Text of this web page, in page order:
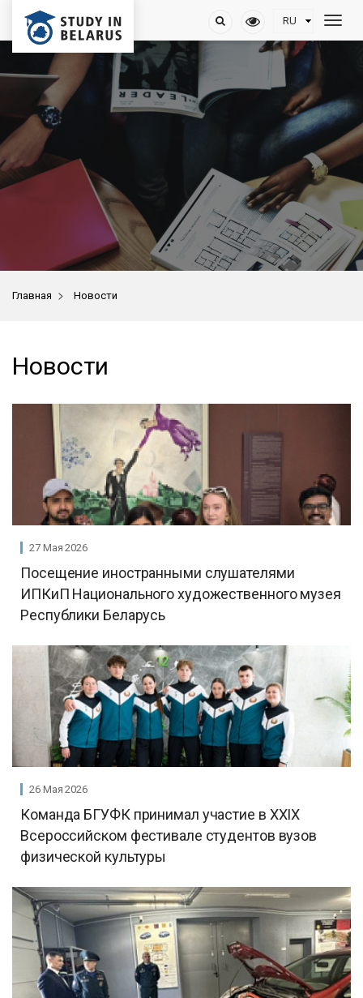
Главная > Новости
Новости
27 Мая 2026
Посещение иностранными слушателями
ИПКиП Национального художественного музея
Республики Беларусь
26 Мая 2026
Команда БГУФК принимал участие в XХIX
Всероссийском фестивале студентов вузов
физической культуры